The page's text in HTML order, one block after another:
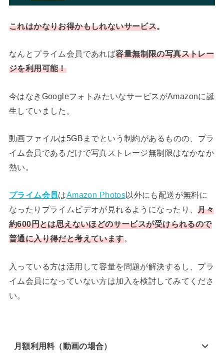
これはかなりお得かもしれないサービス。
なんとプライム会員であれば容量無制限の写真ストレー
ジを利用可能！
今はなきGoogleフォトみたいなサービスがAmazonに誕
生していました。
動画ファイルは5GBまでという制約があるものの、プラ
イム会員であるだけで写真ストレージ無制限はなかなか
熱い。
プライム会員はAmazon Photos以外にも配送が無料に
なったりプライムビデオが見れるようになったり、 月々
約600円とは思えないほどのサービスが受けられるので
普通に入り得だと考えています。
入っている方は活用して容量を問題が解決するし、プラ
イム会員になっていない方は加入を検討してみてくださ
い。
月額利用料（動画の場合）